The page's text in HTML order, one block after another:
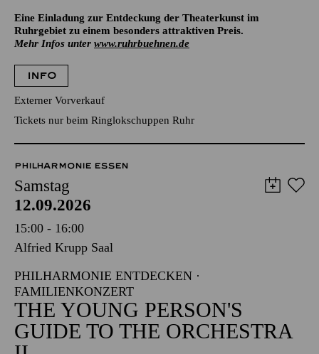
Eine Einladung zur Entdeckung der Theaterkunst im
Ruhrgebiet zu einem besonders attraktiven Preis.
Mehr Infos unter www.ruhrbuehnen.de
INFO
Externer Vorverkauf
Tickets nur beim Ringlokschuppen Ruhr
PHILHARMONIE ESSEN
Samstag
12.09.2026
15:00 - 16:00
Alfried Krupp Saal
PHILHARMONIE ENTDECKEN ·
FAMILIENKONZERT
THE YOUNG PERSON'S
GUIDE TO THE ORCHESTRA